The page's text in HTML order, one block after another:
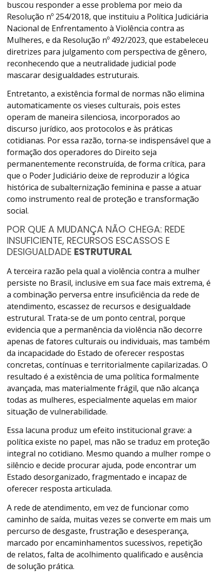
buscou responder a esse problema por meio da
Resolução nº 254/2018, que instituiu a Política Judiciária
Nacional de Enfrentamento à Violência contra as
Mulheres, e da Resolução nº 492/2023, que estabeleceu
diretrizes para julgamento com perspectiva de gênero,
reconhecendo que a neutralidade judicial pode
mascarar desigualdades estruturais.
Entretanto, a existência formal de normas não elimina
automaticamente os vieses culturais, pois estes
operam de maneira silenciosa, incorporados ao
discurso jurídico, aos protocolos e às práticas
cotidianas. Por essa razão, torna-se indispensável que a
formação dos operadores do Direito seja
permanentemente reconstruída, de forma crítica, para
que o Poder Judiciário deixe de reproduzir a lógica
histórica de subalternização feminina e passe a atuar
como instrumento real de proteção e transformação
social.
POR QUE A MUDANÇA NÃO CHEGA: REDE
INSUFICIENTE, RECURSOS ESCASSOS E
DESIGUALDADE ESTRUTURAL
A terceira razão pela qual a violência contra a mulher
persiste no Brasil, inclusive em sua face mais extrema, é
a combinação perversa entre insuficiência da rede de
atendimento, escassez de recursos e desigualdade
estrutural. Trata-se de um ponto central, porque
evidencia que a permanência da violência não decorre
apenas de fatores culturais ou individuais, mas também
da incapacidade do Estado de oferecer respostas
concretas, contínuas e territorialmente capilarizadas. O
resultado é a existência de uma política formalmente
avançada, mas materialmente frágil, que não alcança
todas as mulheres, especialmente aquelas em maior
situação de vulnerabilidade.
Essa lacuna produz um efeito institucional grave: a
política existe no papel, mas não se traduz em proteção
integral no cotidiano. Mesmo quando a mulher rompe o
silêncio e decide procurar ajuda, pode encontrar um
Estado desorganizado, fragmentado e incapaz de
oferecer resposta articulada.
A rede de atendimento, em vez de funcionar como
caminho de saída, muitas vezes se converte em mais um
percurso de desgaste, frustração e desesperança,
marcado por encaminhamentos sucessivos, repetição
de relatos, falta de acolhimento qualificado e ausência
de solução prática.